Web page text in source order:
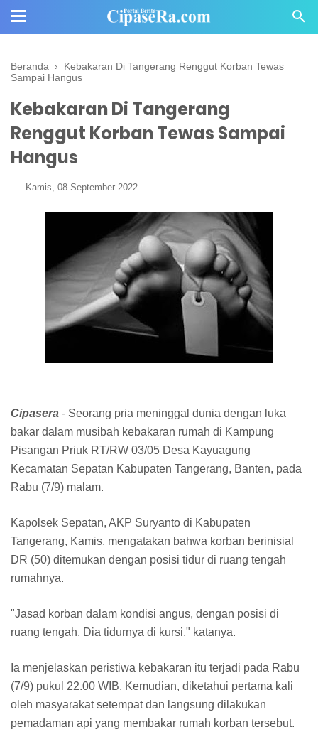
Beranda › Kebakaran Di Tangerang Renggut Korban Tewas
Sampai Hangus
Kebakaran Di Tangerang
Renggut Korban Tewas Sampai
Hangus
Kamis, 08 September 2022
Cipasera - Seorang pria meninggal dunia dengan luka
bakar dalam musibah kebakaran rumah di Kampung
Pisangan Priuk RT/RW 03/05 Desa Kayuagung
Kecamatan Sepatan Kabupaten Tangerang, Banten, pada
Rabu (7/9) malam.
Kapolsek Sepatan, AKP Suryanto di Kabupaten
Tangerang, Kamis, mengatakan bahwa korban berinisial
DR (50) ditemukan dengan posisi tidur di ruang tengah
rumahnya.
"Jasad korban dalam kondisi angus, dengan posisi di
ruang tengah. Dia tidurnya di kursi," katanya.
Ia menjelaskan peristiwa kebakaran itu terjadi pada Rabu
(7/9) pukul 22.00 WIB. Kemudian, diketahui pertama kali
oleh masyarakat setempat dan langsung dilakukan
pemadaman api yang membakar rumah korban tersebut.